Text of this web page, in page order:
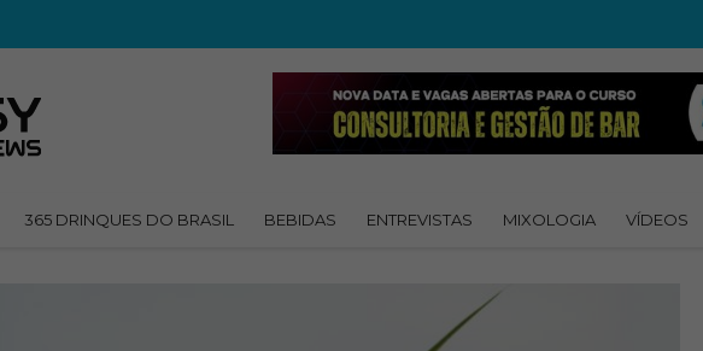
365 DRINQUES DO BRASIL BEBIDAS ENTREVISTAS MIXOLOGIA VÍDEOS